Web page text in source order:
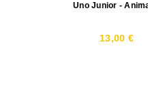
Uno Junior -
13,00 €